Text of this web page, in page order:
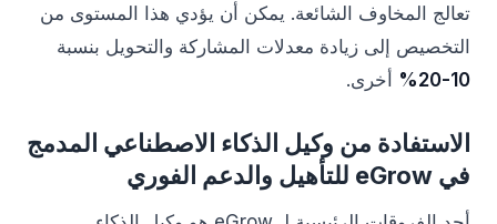
تعالج المخاوف الشائعة. يمكن أن يؤدي هذا المستوى من
التخصيص إلى زيادة معدلات المشاركة والتحويل بنسبة
10-20%
أخرى.
الاستفادة من وكيل الذكاء الاصطناعي المدمج
في eGrow للتأهيل والدعم الفوري